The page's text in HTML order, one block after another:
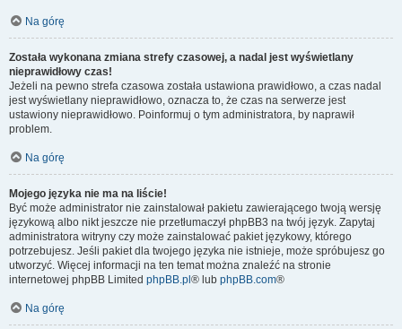
Na górę
Została wykonana zmiana strefy czasowej, a nadal jest wyświetlany
nieprawidłowy czas!
Jeżeli na pewno strefa czasowa została ustawiona prawidłowo, a czas nadal
jest wyświetlany nieprawidłowo, oznacza to, że czas na serwerze jest
ustawiony nieprawidłowo. Poinformuj o tym administratora, by naprawił
problem.
Na górę
Mojego języka nie ma na liście!
Być może administrator nie zainstalował pakietu zawierającego twoją wersję
językową albo nikt jeszcze nie przetłumaczył phpBB3 na twój język. Zapytaj
administratora witryny czy może zainstalować pakiet językowy, którego
potrzebujesz. Jeśli pakiet dla twojego języka nie istnieje, może spróbujesz go
utworzyć. Więcej informacji na ten temat można znaleźć na stronie
internetowej phpBB Limited phpBB.pl ® lub phpBB.com®
Na górę